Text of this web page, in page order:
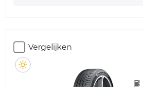
Vergelijken